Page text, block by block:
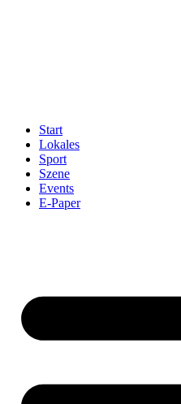
Start
Lokales
Sport
Szene
Events
E-Paper